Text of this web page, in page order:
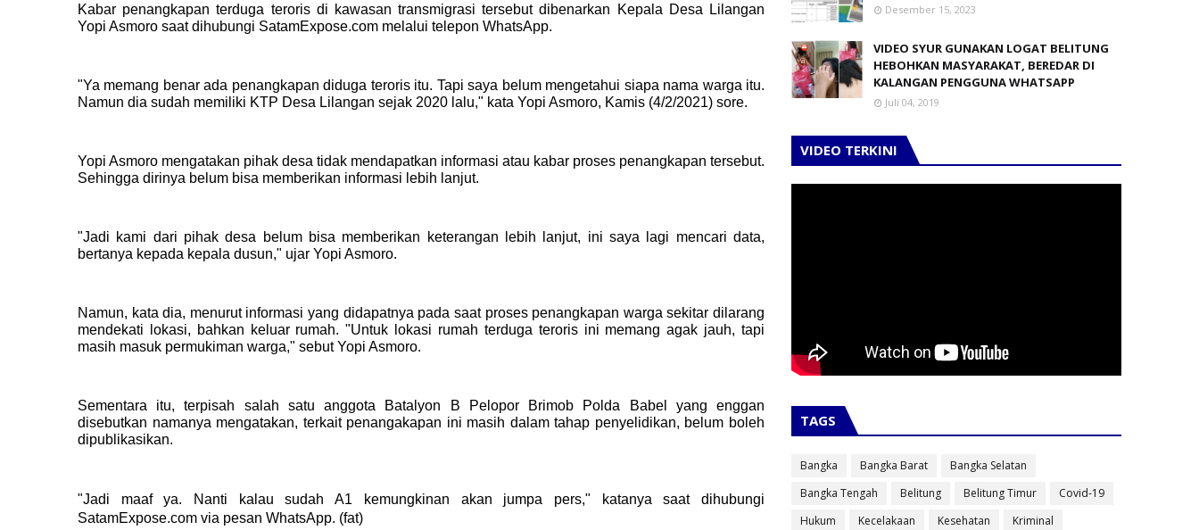
Kabar penangkapan terduga teroris di kawasan transmigrasi tersebut dibenarkan Kepala Desa Lilangan
Yopi Asmoro saat dihubungi SatamExpose.com melalui telepon WhatsApp.
"Ya memang benar ada penangkapan diduga teroris itu. Tapi saya belum mengetahui siapa nama warga itu.
Namun dia sudah memiliki KTP Desa Lilangan sejak 2020 lalu," kata Yopi Asmoro, Kamis (4/2/2021) sore.
Yopi Asmoro mengatakan pihak desa tidak mendapatkan informasi atau kabar proses penangkapan tersebut.
Sehingga dirinya belum bisa memberikan informasi lebih lanjut.
"Jadi kami dari pihak desa belum bisa memberikan keterangan lebih lanjut, ini saya lagi mencari data,
bertanya kepada kepala dusun," ujar Yopi Asmoro.
Namun, kata dia, menurut informasi yang didapatnya pada saat proses penangkapan warga sekitar dilarang
mendekati lokasi, bahkan keluar rumah. "Untuk lokasi rumah terduga teroris ini memang agak jauh, tapi
masih masuk permukiman warga," sebut Yopi Asmoro.
Sementara itu, terpisah salah satu anggota Batalyon B Pelopor Brimob Polda Babel yang enggan
disebutkan namanya mengatakan, terkait penangakapan ini masih dalam tahap penyelidikan, belum boleh
dipublikasikan.
"Jadi maaf ya. Nanti kalau sudah A1 kemungkinan akan jumpa pers," katanya saat dihubungi
SatamExpose.com via pesan WhatsApp. (fat)
Desember 15, 2023
VIDEO SYUR GUNAKAN LOGAT BELITUNG
HEBOHKAN MASYARAKAT, BEREDAR DI
KALANGAN PENGGUNA WHATSAPP
Juli 04, 2019
VIDEO TERKINI
TAGS
Bangka Bangka Barat
Bangka Selatan
Bangka Tengah
Belitung Belitung Timur
Covid-19
Hukum
Kecelakaan Kesehatan
Kriminal